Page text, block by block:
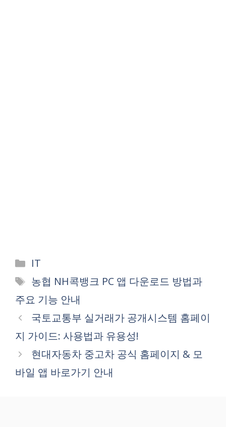
Categories
IT
Tags
농협 NH콕뱅크 PC 앱 다운로드 방법과
주요 기능 안내
국토교통부 실거래가 공개시스템 홈페이
지 가이드: 사용법과 유용성!
현대자동차 중고차 공식 홈페이지 & 모
바일 앱 바로가기 안내